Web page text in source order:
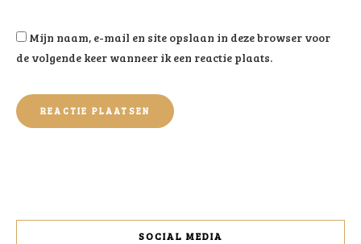
Mijn naam, e-mail en site opslaan in deze browser voor
de volgende keer wanneer ik een reactie plaats.
SOCIAL MEDIA